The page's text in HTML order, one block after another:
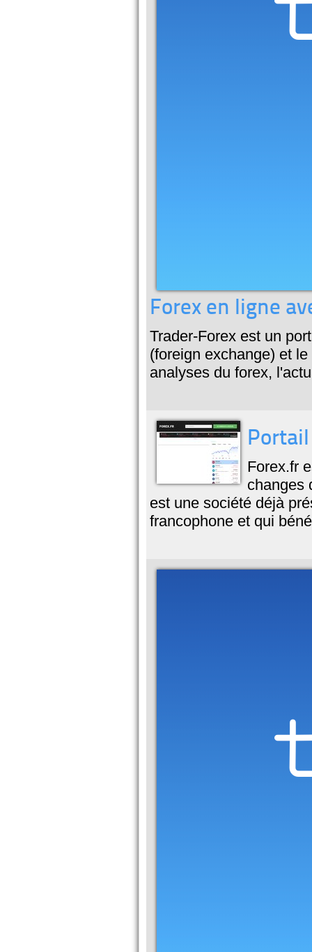
Forex en ligne
Trader-Forex est un
(foreign exchange) et
analyses du forex,
Forex.fr
changes
est une société déjà
francophone et qui